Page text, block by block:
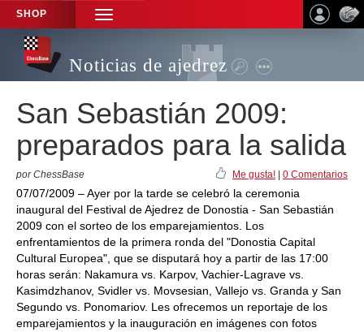
SHOP
TOGGLE
NAVIGATION
Noticias de ajedrez
San Sebastián 2009:
preparados para la salida
por ChessBase Me gusta! 0 Comentarios
07/07/2009 – Ayer por la tarde se celebró la ceremonia
inaugural del Festival de Ajedrez de Donostia - San Sebastián
2009 con el sorteo de los emparejamientos. Los
enfrentamientos de la primera ronda del "Donostia Capital
Cultural Europea", que se disputará hoy a partir de las 17:00
horas serán: Nakamura vs. Karpov, Vachier-Lagrave vs.
Kasimdzhanov, Svidler vs. Movsesian, Vallejo vs. Granda y San
Segundo vs. Ponomariov. Les ofrecemos un reportaje de los
emparejamientos y la inauguración en imágenes con fotos